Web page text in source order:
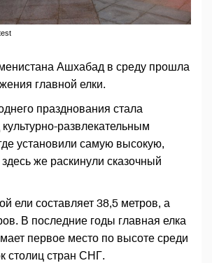
Ашхабад в среду прошла
главной елки.
празднования стала
развлекательным
установили самую высокую,
же раскинули сказочный
ели составляет 38,5 метров, а
В последние годы главная елка
первое место по высоте среди
столиц стран СНГ.